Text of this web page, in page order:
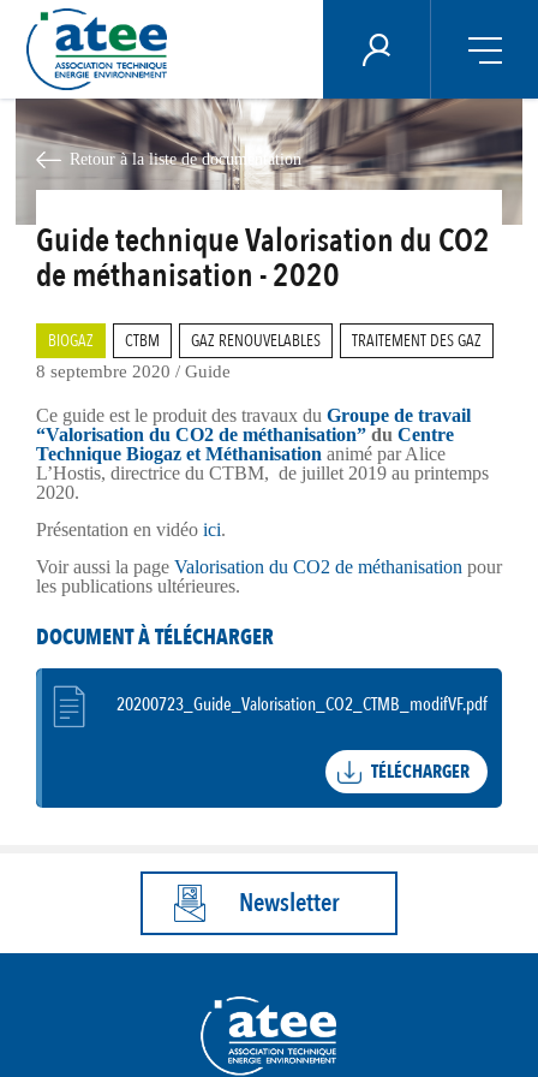
au
contenu
principal
ÉNERGIE PLUS
Retour à la liste de documentation
Guide technique Valorisation du CO2
de méthanisation - 2020
BIOGAZ CTBM GAZ RENOUVELABLES TRAITEMENT DES GAZ
8 septembre 2020 / Guide
Ce guide est le produit des travaux du Groupe de travail
“Valorisation du CO2 de méthanisation”du Centre
Technique Biogaz et Méthanisation animé par Alice
L’Hostis, directrice du CTBM, de juillet 2019 au printemps
2020.
Présentation en vidéo ici.
Voir aussi la page Valorisation du CO2 de méthanisation pour
les publications ultérieures.
DOCUMENT À TÉLÉCHARGER
20200723_Guide_Valorisation_CO2_CTMB_modifVF.pdf
TÉLÉCHARGER
Newsletter
Panneau de gestion des cookies